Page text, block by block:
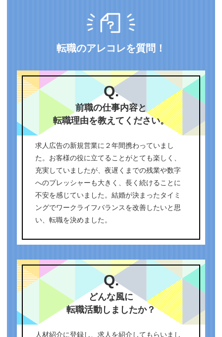
転職のアレコレを質問！
Q.
前職の仕事内容と
転職理由を教えてください。
求人広告の新規営業に２年間携わっていまし
た。お客様の役に立てることがとても楽しく、
充実していましたが、夜遅くまでの残業や数字
へのプレッシャーも大きく、長く続けることに
不安を感じていました。結婚が決まったタイミ
ングでワークライフバランスを改善したいと思
い、転職を決めました。
Q.
どんな風に
転職活動しましたか？
人材紹介に登録し、求人を紹介してもらいまし